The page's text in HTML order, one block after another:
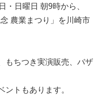
・日曜日 朝9時から、
農業まつり」を川崎市
もちつき実演販売、バザ
トもあります。